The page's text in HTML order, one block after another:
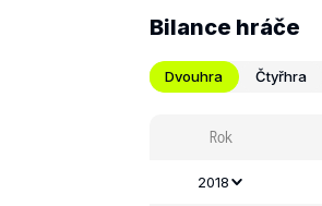
Bilance hráče
Dvouhra Čtyřhra
Rok
2018